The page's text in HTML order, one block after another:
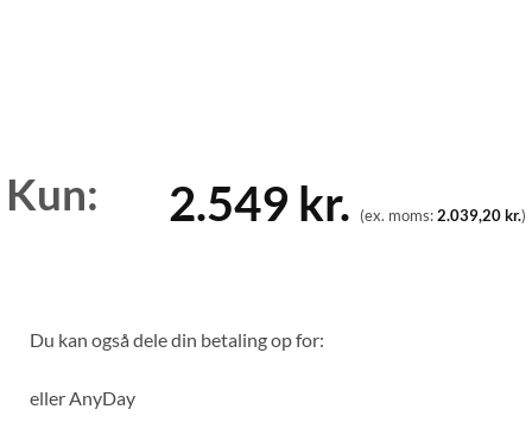
Kun: 2.549 kr. (ex. moms:2.039,20kr.)
Du kan også dele din betaling op for:
eller AnyDay